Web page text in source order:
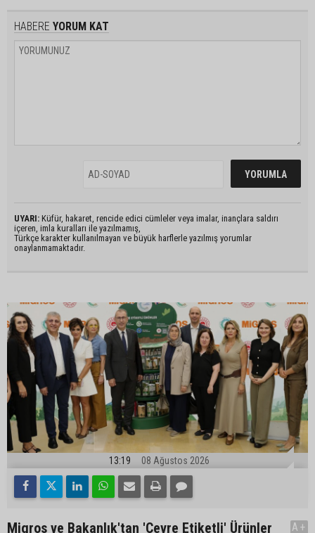
HABERE YORUM KAT
UYARI: Küfür, hakaret, rencide edici cümleler veya imalar, inançlara saldırı
içeren, imla kuralları ile yazılmamış,
Türkçe karakter kullanılmayan ve büyük harflerle yazılmış yorumlar
onaylanmamaktadır.
13:19 08 Ağustos 2026
Migros ve Bakanlık'tan 'Çevre Etiketli' Ürünler
A+